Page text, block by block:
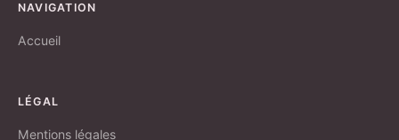
NAVIGATION
Accueil
LÉGAL
Mentions légales